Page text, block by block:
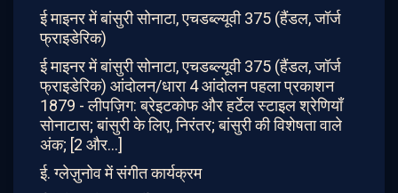
ई माइनर में बांसुरी सोनाटा, एचडब्ल्यूवी 375 (हैंडल, जॉर्ज
फ्राइडेरिक)
ई माइनर में बांसुरी सोनाटा, एचडब्ल्यूवी 375 (हैंडल, जॉर्ज
फ्राइडेरिक) आंदोलन/धारा 4 आंदोलन पहला प्रकाशन
1879 - लीपज़िग: ब्रेइटकोफ और हर्टेल स्टाइल श्रेणियाँ
सोनाटास; बांसुरी के लिए, निरंतर; बांसुरी की विशेषता वाले
अंक; [2 और...]
ई. ग्लेज़ुनोव में संगीत कार्यक्रम